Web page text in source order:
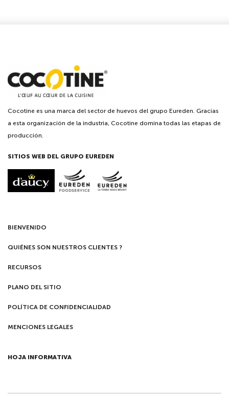
Cocotine es una marca del sector de huevos del grupo Eureden. Gracias
a esta organización de la industria, Cocotine domina todas las etapas de
producción.
SITIOS WEB DEL GRUPO EUREDEN
BIENVENIDO
QUIÉNES SON NUESTROS CLIENTES ?
RECURSOS
PLANO DEL SITIO
POLÍTICA DE CONFIDENCIALIDAD
MENCIONES LEGALES
HOJA INFORMATIVA